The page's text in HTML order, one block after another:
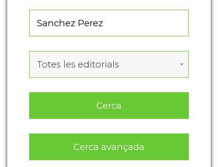
Totes les editorials
Cerca
Cerca avançada